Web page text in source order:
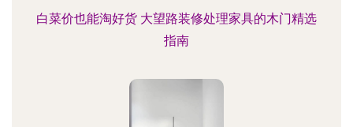
白菜价也能淘好货 大望路装修处理家具的木门精选
指南